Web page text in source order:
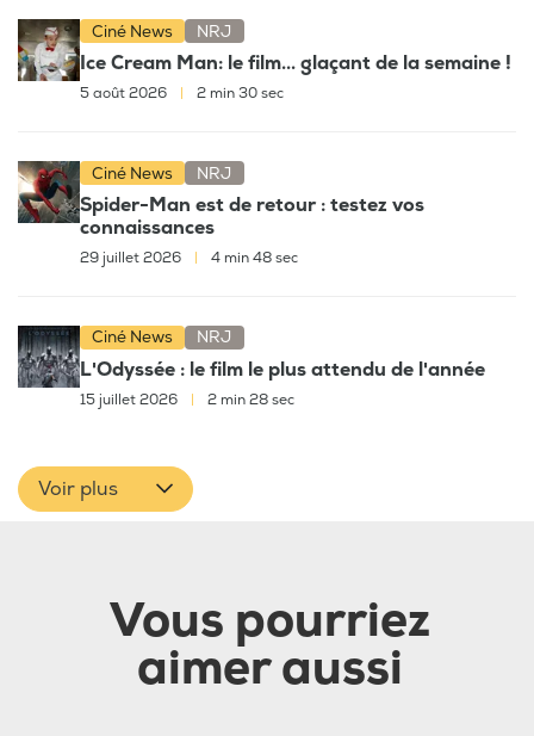
Ciné News NRJ
Ice Cream Man: le film... glaçant de la semaine !
5 août 2026 2 min 30 sec
Ciné News NRJ
Spider-Man est de retour : testez vos
connaissances
29 juillet 2026 4 min 48 sec
Ciné News NRJ
L'Odyssée : le film le plus attendu de l'année
15 juillet 2026 | 2 min 28 sec
Voir plus
Vous pourriez
aimer aussi